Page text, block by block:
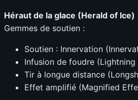
Héraut de la glace (Herald of Ice)
Gemmes de soutien :
Soutien : Innervation
Infusion de foudre (Lightning
Tir à longue distance
Effet amplifié (Magnified